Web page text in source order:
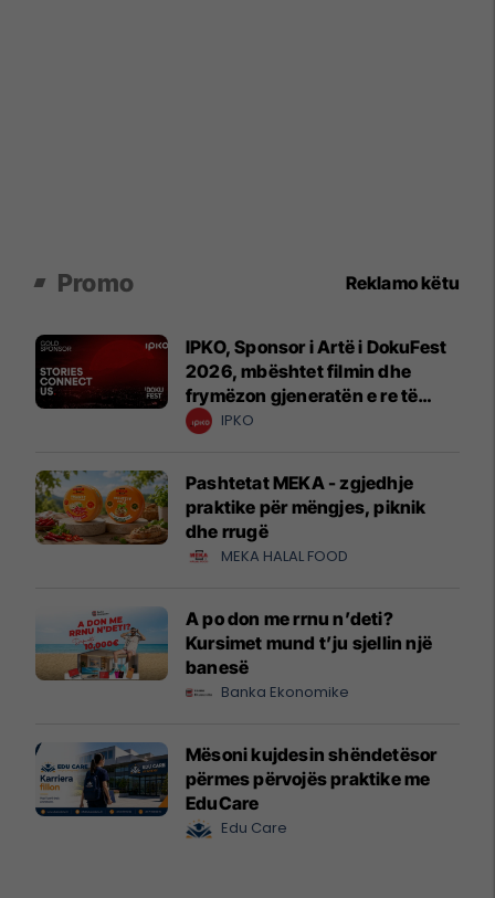
Promo Reklamo këtu
IPKO, Sponsor i Artë i DokuFest
2026, mbështet filmin dhe
frymëzon gjeneratën e re të
krijuesve
IPKO
Pashtetat MEKA - zgjedhje
praktike për mëngjes, piknik
dhe rrugë
MEKA HALAL FOOD
A po don me rrnu n’deti?
Kursimet mund t’ju sjellin një
banesë
Banka Ekonomike
Mësoni kujdesin shëndetësor
përmes përvojës praktike me
EduCare
Edu Care